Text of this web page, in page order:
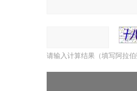
请输入计算结果（填写阿拉